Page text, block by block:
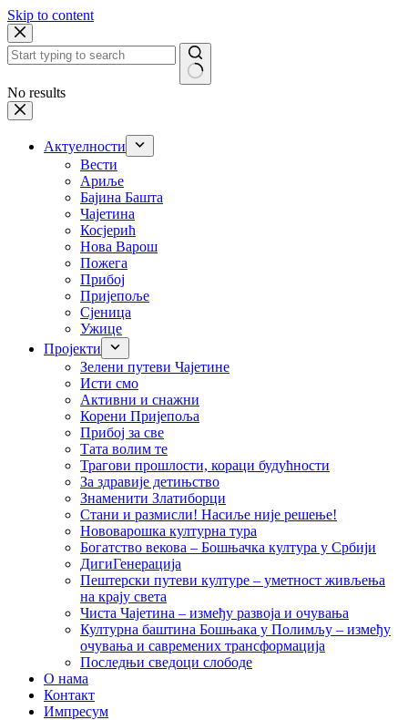
Skip to content
No results
Актуелности
Вести
Ариље
Бајина Башта
Чајетина
Косјерић
Нова Варош
Пожега
Прибој
Пријепоље
Сјеница
Ужице
Пројекти
Зелени путеви Чајетине
Исти смо
Активни и снажни
Корени Пријепоља
Прибој за све
Тата волим те
Трагови прошлости, кораци будућности
За здравије детињство
Знаменити Златиборци
Стани и размисли! Насиље није решење!
Нововарошка културна тура
Богатство векова – Бошњачка култура у Србији
ДигиГенерација
Пештерски путеви културе – уметност живљења
на крају света
Чиста Чајетина – између развоја и очувања
Културна баштина Бошњака у Полимљу – између
очувања и савремених трансформација
Последњи сведоци слободе
О нама
Контакт
Импресум